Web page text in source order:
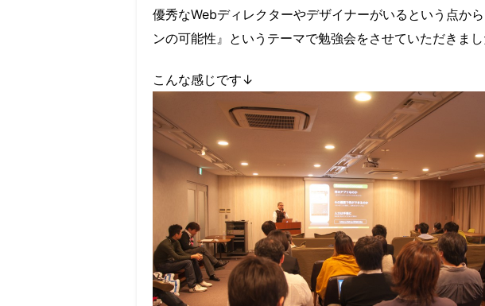
優秀なWebディレクターやデザイナーがいるという点か
ンの可能性』というテーマで勉強会をさせていただきまし
こんな感じです↓